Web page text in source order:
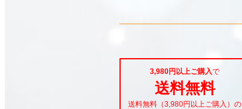
3,980円以上ご購入で
送料無料
送料無料（3,980円以上ご購入）の